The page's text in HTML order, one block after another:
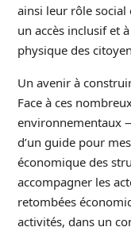
ainsi leur rôle social
un accès inclusif et
physique des
Un avenir à
Face à ces
environnementaux
d’un guide pour
économique des
accompagner les
retombées
activités, dans un